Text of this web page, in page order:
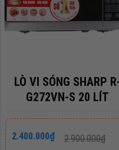
LÒ VI SÓNG SHARP
G272VN-S 20 LÍT
2.900.000₫
gốc
2.400.000₫
hiện